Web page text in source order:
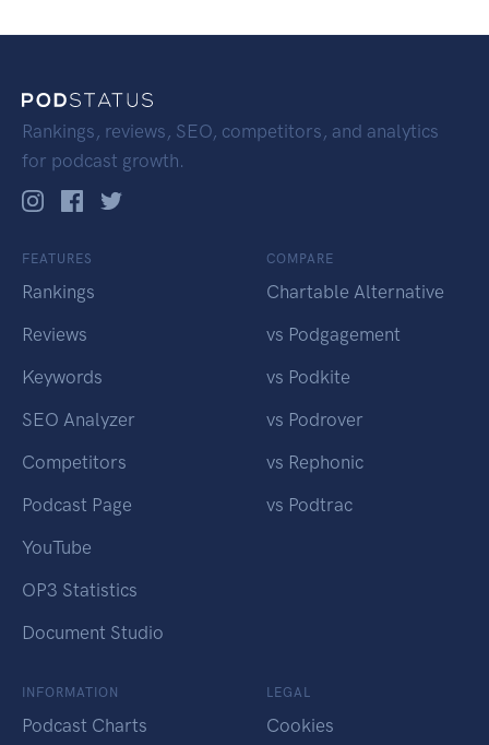
Rankings, reviews, SEO, competitors, and analytics
for podcast growth.
FEATURES
Rankings
Reviews
Keywords
SEO Analyzer
Competitors
Podcast Page
YouTube
OP3 Statistics
Document Studio
COMPARE
Chartable Alternative
vs Podgagement
vs Podkite
vs Podrover
vs Rephonic
vs Podtrac
INFORMATION
Podcast Charts
LEGAL
Cookies